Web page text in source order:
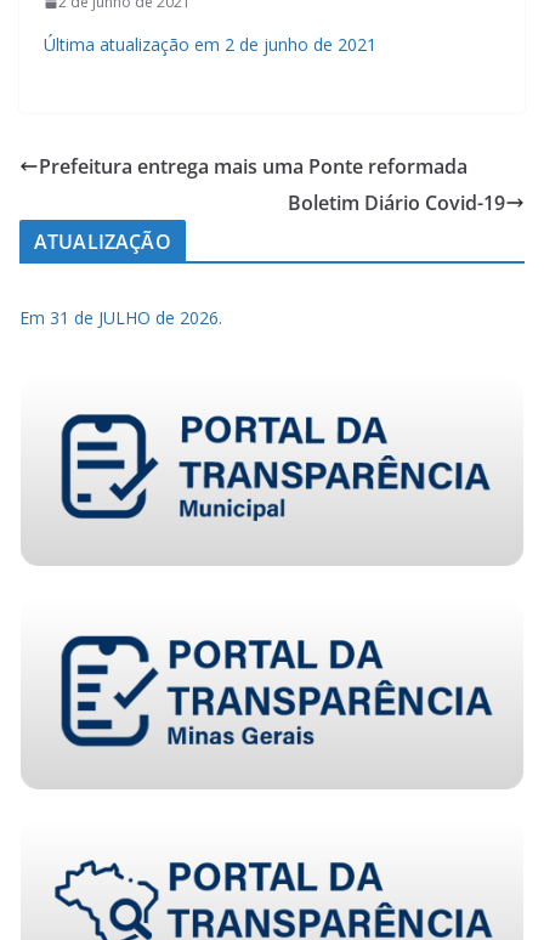
Última atualização em 2 de junho de 2021
Prefeitura entrega mais uma Ponte reformada
Boletim Diário Covid-19
ATUALIZAÇÃO
Em 31 de JULHO de 2026.